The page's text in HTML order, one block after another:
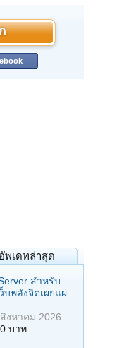
อัพเดทล่าสุด
สำหรับ
บพลังจิตเผยแผ่
งหาคม 2026
บาท